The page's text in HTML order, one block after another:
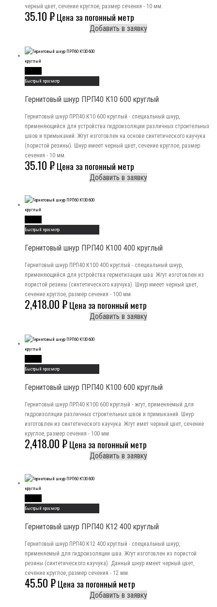
черный цвет, сечение круглое, размер сечения - 10 мм.
35.10₽Цена за погонный метр
Добавить в заявку
Быстрый просмотр
Гернитовый шнур ПРП40 К10 600 круглый
Гернитовый шнур ПРП40 К10 600 круглый - специальный шнур,
применяющийся для устройства гидроизоляции различных строительных
швов и примыканий. Жгут изготовлен на основе синтетического каучука
(пористой резины). Шнур имеет черный цвет, сечение круглое, размер
сечения - 10 мм.
35.10₽Цена за погонный метр
Добавить в заявку
Быстрый просмотр
Гернитовый шнур ПРП40 К100 400 круглый
Гернитовый шнур ПРП40 К100 400 круглый - специальный шнур,
применяющийся для устройства герметизации шва. Жгут изготовлен из
пористой резины (синтетического каучука). Шнур имеет черный цвет,
сечение круглое, размер сечения - 100 мм.
2,418.00₽Цена за погонный метр
Добавить в заявку
Быстрый просмотр
Гернитовый шнур ПРП40 К100 600 круглый
Гернитовый шнур ПРП40 К100 600 круглый - жгут, применяемый для
гидроизоляции различных строительных швов и примыканий. Шнур
изготовлен из синтетического каучука. Жгут имет черный цвет, сечение
круглое, размер сечения - 100 мм.
2,418.00₽Цена за погонный метр
Добавить в заявку
Быстрый просмотр
Гернитовый шнур ПРП40 К12 400 круглый
Гернитовый шнур ПРП40 К12 400 круглый - специальный шнур,
применяемый для гидроизоляции шва. Жгут изготовлен из пористой
резины (синтетического каучука). Данный шнур имеет черный цвет,
сечение круглое, размер сечения - 12 мм.
45.50₽Цена за погонный метр
Добавить в заявку